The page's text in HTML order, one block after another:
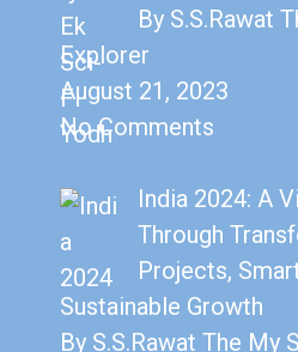
By S.S.Rawat
Explorer
August 21, 2023
No Comments
India 2024: A
Through
Projects,
Sustainable Growth
By S.S.Rawat The My